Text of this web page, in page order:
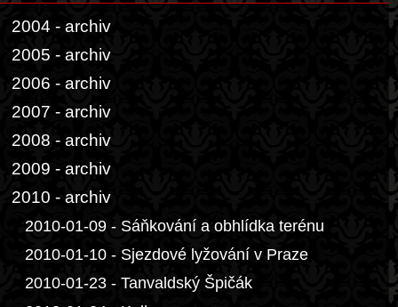
2004 - archiv
2005 - archiv
2006 - archiv
2007 - archiv
2008 - archiv
2009 - archiv
2010 - archiv
2010-01-09 - Sáňkování a obhlídka terénu
2010-01-10 - Sjezdové lyžování v Praze
2010-01-23 - Tanvaldský Špičák